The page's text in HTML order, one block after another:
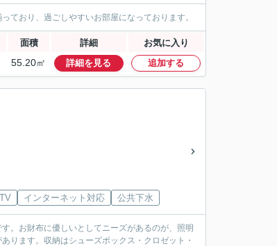
ており、過ごしやすいお部屋になっております。
面積 詳細 お気に入り
55.20㎡ 詳細を見る 追加する
インターネット対応 公共下水
。お財布に優しいとしてニーズがあるのが、照明
ります。収納はシューズボックス・クロゼット・